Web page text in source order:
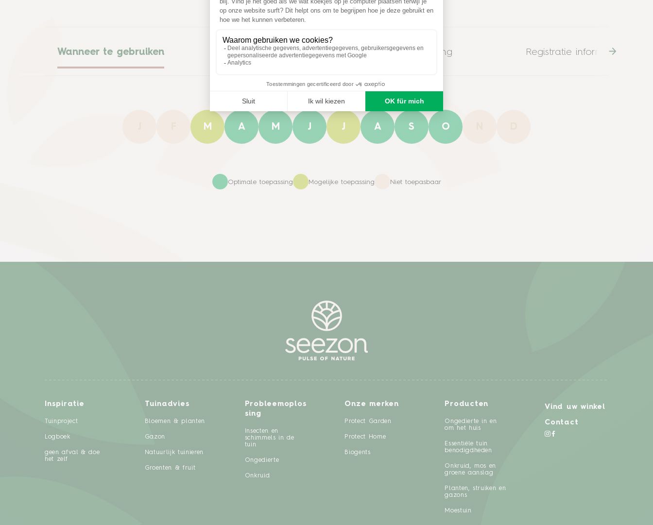
Wanneer te gebruiken Hoe te gebruiken Samenstelling Registratie informatie
M A M J J A S O
Optimale toepassing Mogelijke toepassing Niet toepasbaar
Inspiratie
Tuinproject
Logboek
geen afval & doe
het zelf
Tuinadvies
Bloemen & planten
Gazon
Natuurlijk tuinieren
Groenten & fruit
Probleemoplos
sing
Insecten en
schimmels in de
tuin
Ongedierte
Onkruid
Onze merken
Protect Garden
Protect Home
Biogents
Producten
Ongedierte in en
om het huis
Essentiële tuin
benodigdheden
Onkruid, mos en
groene aanslag
Planten, struiken en
gazons
Moestuin
Vind uw winkel
Contact